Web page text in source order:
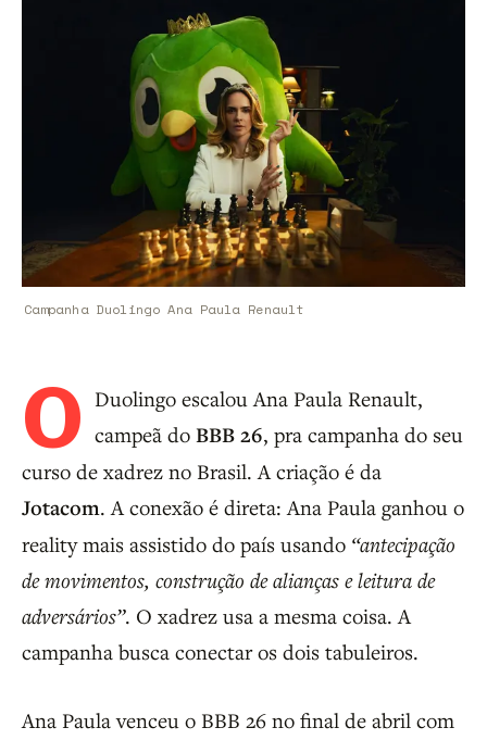
Campanha Duolingo Ana Paula Renault
O Duolingo escalou Ana Paula Renault,
campeã do BBB 26, pra campanha do seu
curso de xadrez no Brasil. A criação é da
Jotacom. A conexão é direta: Ana Paula ganhou o
reality mais assistido do país usando “antecipação
de movimentos, construção de alianças e leitura de
adversários”. O xadrez usa a mesma coisa. A
campanha busca conectar os dois tabuleiros.
Ana Paula venceu o BBB 26 no final de abril com